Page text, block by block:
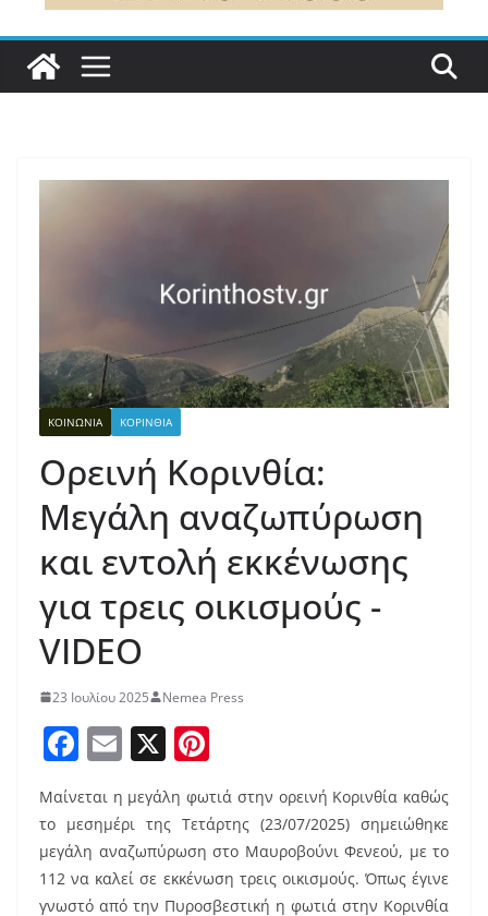
ΚΟΙΝΩΝΙΑ ΚΟΡΙΝΘΙΑ
Ορεινή Κορινθία:
Μεγάλη αναζωπύρωση
και εντολή εκκένωσης
για τρεις οικισμούς -
VIDEO
23 Ιουλίου 2025 Nemea Press
F
c
e
b
E
ai
l
X
nt
er
e
st
Μαίνεται η μεγάλη φωτιά στην ορεινή Κορινθία καθώς
το μεσημέρι της Τετάρτης (23/07/2025) σημειώθηκε
μεγάλη αναζωπύρωση στο Μαυροβούνι Φενεού, με το
112 να καλεί σε εκκένωση τρεις οικισμούς. Όπως έγινε
γνωστό από την Πυροσβεστική η φωτιά στην Κορινθία